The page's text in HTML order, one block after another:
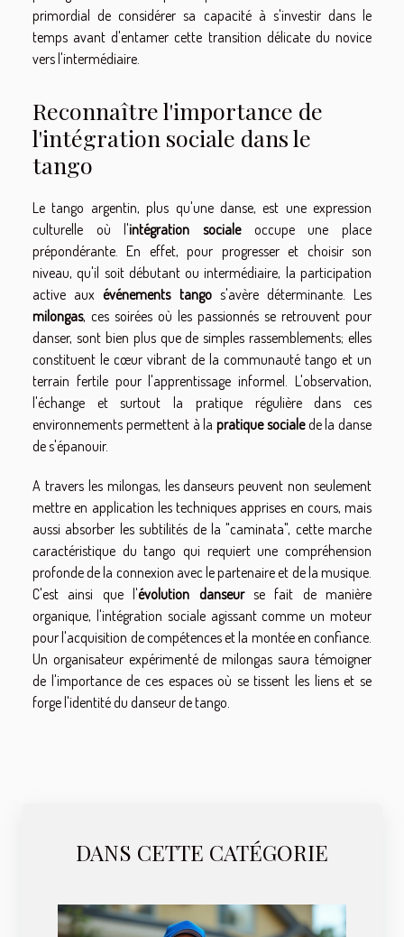
primordial de considérer sa capacité à s'investir dans le
temps avant d'entamer cette transition délicate du novice
vers l'intermédiaire.
Reconnaître l'importance de
l'intégration sociale dans le
tango
Le tango argentin, plus qu'une danse, est une expression
culturelle où l'intégration socialeoccupe une place
prépondérante. En effet, pour progresser et choisir son
niveau, qu'il soit débutant ou intermédiaire, la participation
active auxévénements tangos'avère déterminante. Les
milongas, ces soirées où les passionnés se retrouvent pour
danser, sont bien plus que de simples rassemblements; elles
constituent le cœur vibrant de la communauté tango et un
terrain fertile pour l'apprentissage informel. L'observation,
l'échange et surtout la pratique régulière dans ces
environnements permettent à la pratique socialede la danse
de s'épanouir.
A travers les milongas, les danseurs peuvent non seulement
mettre en application les techniques apprises en cours, mais
aussi absorber les subtilités de la "caminata", cette marche
caractéristique du tango qui requiert une compréhension
profonde de la connexion avec le partenaire et de la musique.
C'est ainsi que l'évolution danseurse fait de manière
organique, l'intégration sociale agissant comme un moteur
pour l'acquisition de compétences et la montée en confiance.
Un organisateur expérimenté de milongas saura témoigner
de l'importance de ces espaces où se tissent les liens et se
forge l'identité du danseur de tango.
DANS CETTE CATÉGORIE